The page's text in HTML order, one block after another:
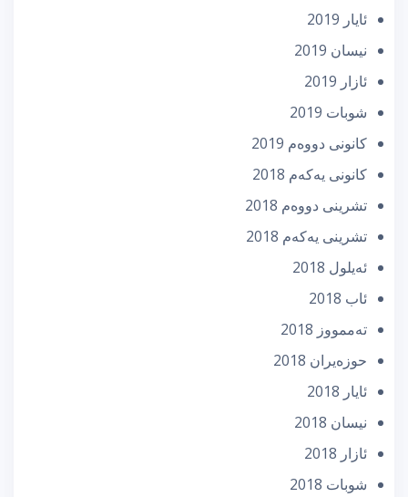
ئایار 2019
نیسان 2019
ئازار 2019
شوبات 2019
كانونی دووه‌م 2019
كانونی یه‌كه‌م 2018
تشرینی دووه‌م 2018
تشرینی یه‌كه‌م 2018
ئه‌یلول 2018
ئاب 2018
تەممووز 2018
حوزه‌یران 2018
ئایار 2018
نیسان 2018
ئازار 2018
شوبات 2018